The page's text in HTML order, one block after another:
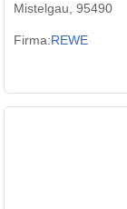
Mistelgau, 95490
Firma:REWE